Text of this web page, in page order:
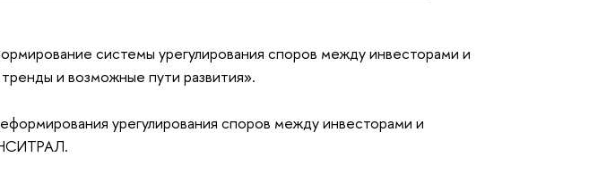
системы урегулирования споров между инвесторами и
и возможные пути развития».
урегулирования споров между инвесторами и